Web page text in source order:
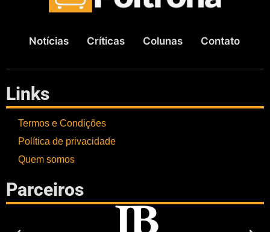
Notícias Críticas Colunas Contato
Links
Termos e Condições
Política de privacidade
Quem somos
Parceiros